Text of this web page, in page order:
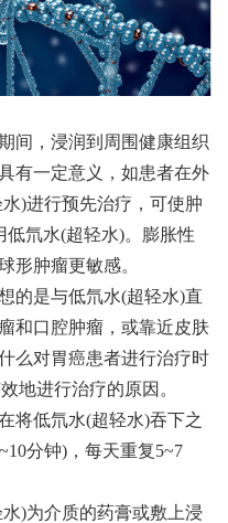
，浸润到周围健康组织
有一定意义，如患者在外
)进行预先治疗，可使肿
低氘水(超轻水)。膨胀性
形肿瘤更敏感。
是与低氘水(超轻水)直
和口腔肿瘤，或靠近皮肤
么对胃癌患者进行治疗时
地进行治疗的原因。
低氘水(超轻水)吞下之
分钟)，每天重复5~7
)为介质的药膏或敷上浸